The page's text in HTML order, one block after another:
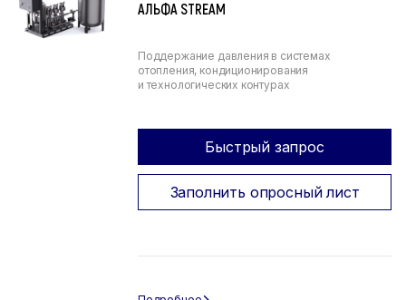
АЛЬФА STREAM
Поддержание давления в системах
отопления, кондиционирования
и технологических контурах
Быстрый запрос
Заполнить опросный лист